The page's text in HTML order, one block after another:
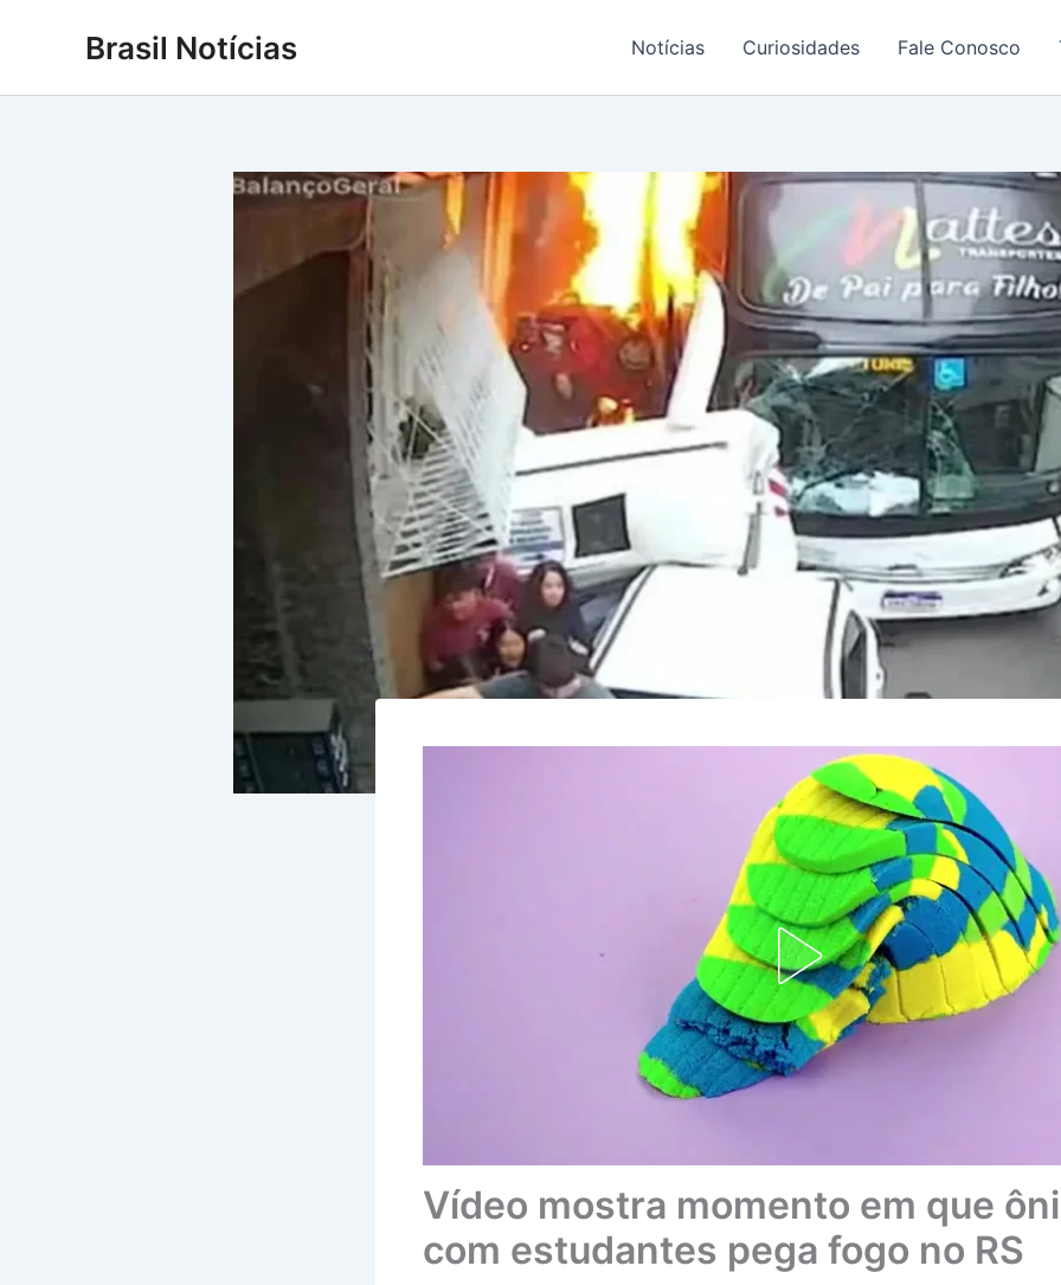
Brasil Notícias Notícias Curiosidades Fale Conosco
Vídeo mostra momento em que
com estudantes pega fogo no RS